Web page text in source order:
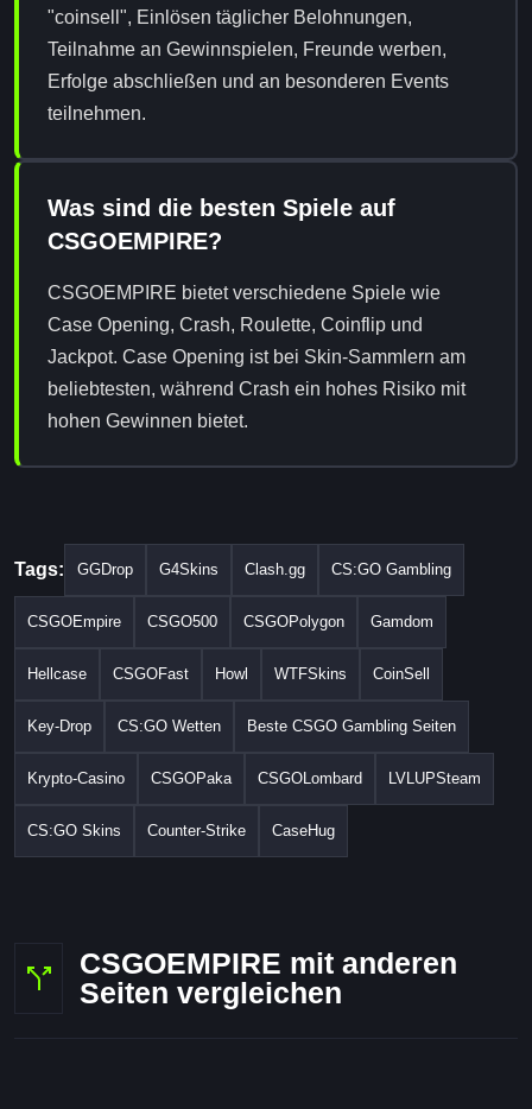
"coinsell", Einlösen täglicher Belohnungen,
Teilnahme an Gewinnspielen, Freunde werben,
Erfolge abschließen und an besonderen Events
teilnehmen.
Was sind die besten Spiele auf
CSGOEMPIRE?
CSGOEMPIRE bietet verschiedene Spiele wie
Case Opening, Crash, Roulette, Coinflip und
Jackpot. Case Opening ist bei Skin-Sammlern am
beliebtesten, während Crash ein hohes Risiko mit
hohen Gewinnen bietet.
Tags: GGDrop G4Skins Clash.gg CS:GO Gambling
CSGOEmpire CSGO500 CSGOPolygon Gamdom
Hellcase CSGOFast Howl WTFSkins CoinSell
Key-Drop CS:GO Wetten Beste CSGO Gambling Seiten
Krypto-Casino CSGOPaka CSGOLombard LVLUPSteam
CS:GO Skins Counter-Strike CaseHug
CSGOEMPIRE mit anderen
Seiten vergleichen